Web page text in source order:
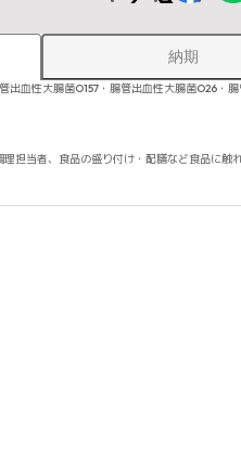
納期
血性大腸菌O157・腸管出血性大腸菌O26・腸
担当者、食品の盛り付け・配膳など食品に触